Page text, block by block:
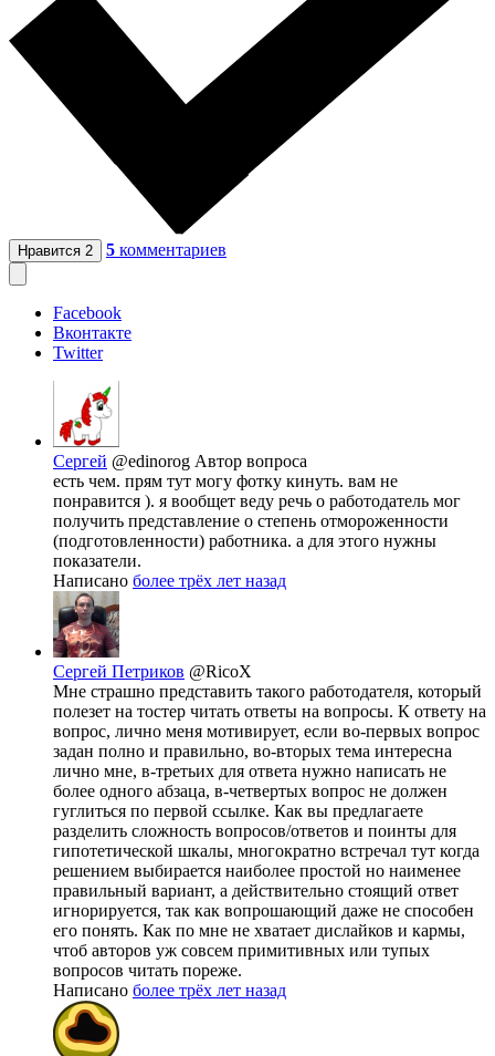
Нравится 2 5 комментариев
Facebook
Вконтакте
Twitter
Сергей @edinorog Автор вопроса
есть чем. прям тут могу фотку кинуть. вам не
понравится ). я вообщет веду речь о работодатель мог
получить представление о степень отмороженности
(подготовленности) работника. а для этого нужны
показатели.
Написано более трёх лет назад
Сергей Петриков @RicoX
Мне страшно представить такого работодателя, который
полезет на тостер читать ответы на вопросы. К ответу на
вопрос, лично меня мотивирует, если во-первых вопрос
задан полно и правильно, во-вторых тема интересна
лично мне, в-третьих для ответа нужно написать не
более одного абзаца, в-четвертых вопрос не должен
гуглиться по первой ссылке. Как вы предлагаете
разделить сложность вопросов/ответов и поинты для
гипотетической шкалы, многократно встречал тут когда
решением выбирается наиболее простой но наименее
правильный вариант, а действительно стоящий ответ
игнорируется, так как вопрошающий даже не способен
его понять. Как по мне не хватает дислайков и кармы,
чтоб авторов уж совсем примитивных или тупых
вопросов читать пореже.
Написано более трёх лет назад